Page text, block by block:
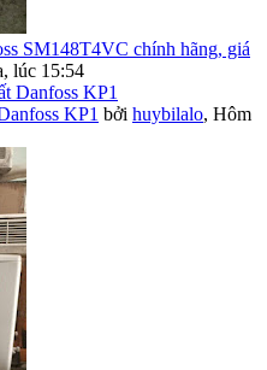
SM148T4VC chính hãng, giá
lúc 15:54
KP1 bởi huybilalo, Hôm